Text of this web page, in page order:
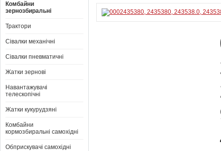
Комбайни
зернозбиральні
Трактори
Сівалки механічні
Сівалки пневматичні
Жатки зернові
Навантажувачі
телескопічні
Жатки кукурудзяні
Комбайни
кормозбиральні самохідні
Обприскувачі самохідні